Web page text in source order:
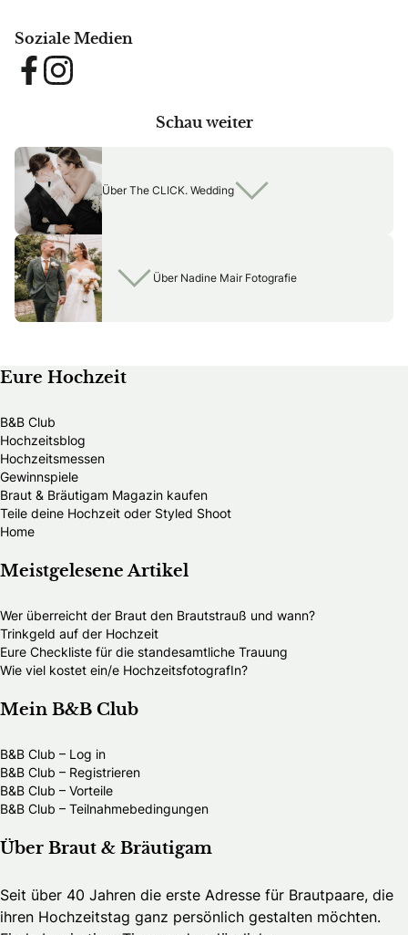
Soziale Medien
Facebook
Instagram
Schau weiter
Über Nadine Mair Fotografie
Über The CLICK. Wedding
Eure Hochzeit
B&B Club
Hochzeitsblog
Hochzeitsmessen
Gewinnspiele
Braut & Bräutigam Magazin kaufen
Teile deine Hochzeit oder Styled Shoot
Home
Meistgelesene Artikel
Wer überreicht der Braut den Brautstrauß und wann?
Trinkgeld auf der Hochzeit
Eure Checkliste für die standesamtliche Trauung
Wie viel kostet ein/e HochzeitsfotografIn?
Mein B&B Club
B&B Club – Log in
B&B Club – Registrieren
B&B Club – Vorteile
B&B Club – Teilnahmebedingungen
Über Braut & Bräutigam
Seit über 40 Jahren die erste Adresse für Brautpaare, die
ihren Hochzeitstag ganz persönlich gestalten möchten.